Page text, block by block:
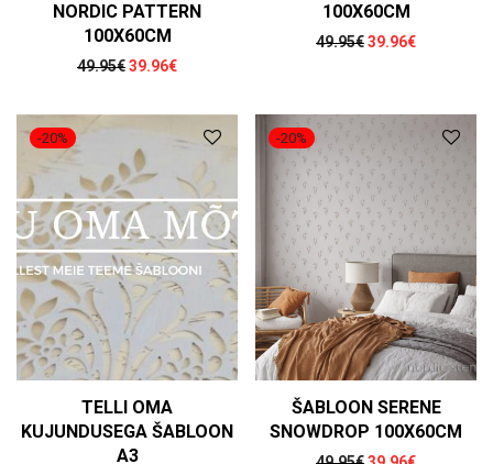
NORDIC PATTERN
100X60CM
49.95€Algne hind oli: 49.95€.
39.96€Praegune hind on: 39.96€.
100X60CM
49.95€Algne hind oli:
39.96€Praegune
-20%
TELLI OMA
KUJUNDUSEGA ŠABLOON
A3
-20%
ŠABLOON SERENE
SNOWDROP 100X60CM
Algne hind oli:
Praegune